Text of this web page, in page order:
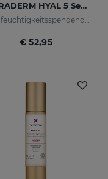
HIDRADERM HYAL 5 Serum
Ultrafeuchtigkeitsspendendes Serum
€ 52,95